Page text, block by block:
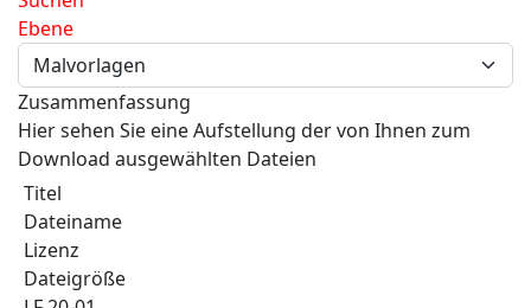
Ebene
Zusammenfassung
Hier sehen Sie eine Aufstellung der von Ihnen zum
Download ausgewählten Dateien
Titel
Dateiname
Lizenz
Dateigröße